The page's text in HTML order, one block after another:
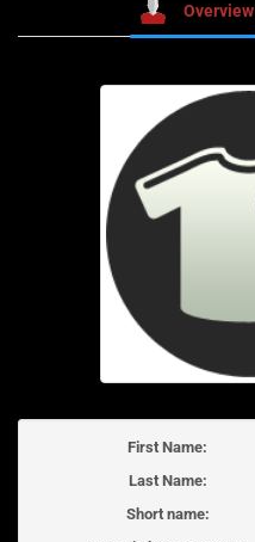
Overview
First Name:
Last Name:
Short name: